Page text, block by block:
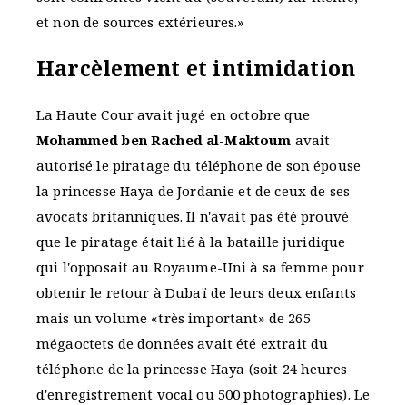
et non de sources extérieures.»
Harcèlement et intimidation
La Haute Cour avait jugé en octobre que
Mohammed ben Rached al-Maktoum avait
autorisé le piratage du téléphone de son épouse
la princesse Haya de Jordanie et de ceux de ses
avocats britanniques. Il n'avait pas été prouvé
que le piratage était lié à la bataille juridique
qui l'opposait au Royaume-Uni à sa femme pour
obtenir le retour à Dubaï de leurs deux enfants
mais un volume «très important» de 265
mégaoctets de données avait été extrait du
téléphone de la princesse Haya (soit 24 heures
d'enregistrement vocal ou 500 photographies). Le